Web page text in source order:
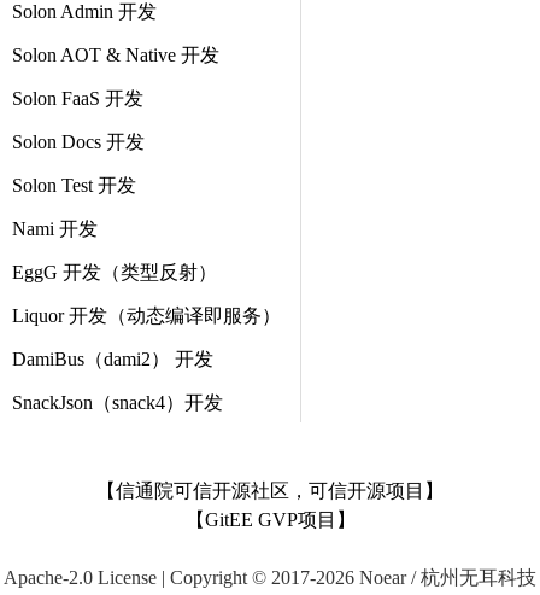
Solon Admin 开发
Solon AOT & Native 开发
Solon FaaS 开发
Solon Docs 开发
Solon Test 开发
Nami 开发
EggG 开发（类型反射）
Liquor 开发（动态编译即服务）
DamiBus（dami2） 开发
SnackJson（snack4）开发
【信通院可信开源社区，可信开源项目】
【GitEE GVP项目】
Apache-2.0 License | Copyright © 2017-2026 Noear / 杭州无耳科技